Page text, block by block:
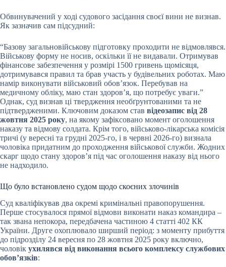
Обвинувачений у ході судового засідання своєї вини не визнав.
Як зазначив сам підсудний:
“Базову загальновійськову підготовку проходити не відмовлявся.
Військову форму не носив, оскільки її не видавали. Отримував
фінансове забезпечення у розмірі 1500 гривень щомісяця,
дотримувався правил та брав участь у будівельних роботах. Маю
намір виконувати військовий обов’язок. Перебував на
медичному обліку, маю стан здоров’я, що потребує уваги.”
Однак, суд визнав ці твердження необґрунтованими та не
підтвердженими. Ключовим доказом став відеозапис від 28
жовтня 2025 року, на якому зафіксовано момент оголошення
наказу та відмову солдата. Крім того, військово-лікарська комісія
тричі (у вересні та грудні 2025-го, і в червні 2026-го) визнала
чоловіка придатним до проходження військової служби. Жодних
скарг щодо стану здоров’я під час оголошення наказу від нього
не надходило.
Що було встановлено судом щодо скоєних злочинів
Суд кваліфікував два окремі кримінальні правопорушення.
Перше стосувалося прямої відмови виконати наказ командира –
так звана непокора, передбачена частиною 4 статті 402 КК
України. Друге охоплювало ширший період: з моменту прибуття
до підрозділу 24 вересня по 28 жовтня 2025 року включно,
чоловік ухилявся від виконання всього комплексу службових
обов’язків: